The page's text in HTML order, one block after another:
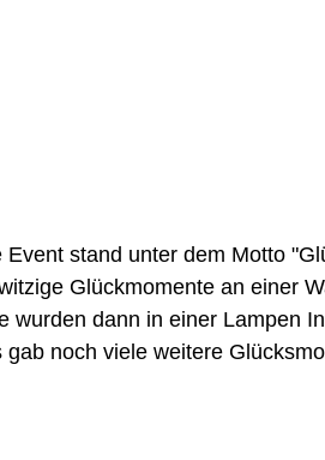
Event stand unter dem Motto
Glückmomente an einer
wurden dann in einer Lampen
gab noch viele weitere